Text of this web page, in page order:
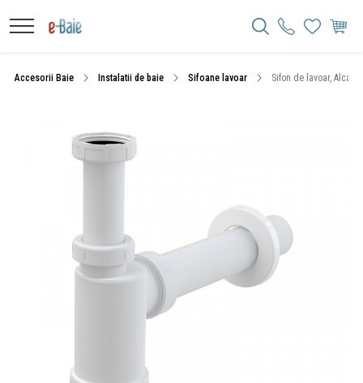
Accesorii Baie Instalatii de baie Sifoane lavoar Sifon de lavoar,